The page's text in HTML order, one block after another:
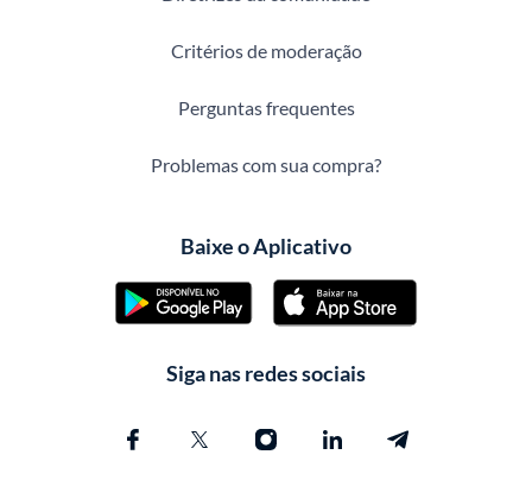
Critérios de moderação
Perguntas frequentes
Problemas com sua compra?
Baixe o Aplicativo
Siga nas redes sociais